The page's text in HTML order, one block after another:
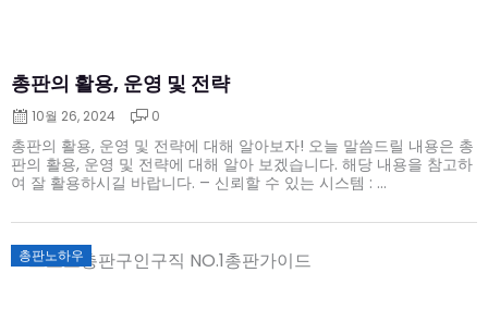
총판의 활용, 운영 및 전략
10월 26, 2024 0
총판의 활용, 운영 및 전략에 대해 알아보자! 오늘 말씀드릴 내용은 총
판의 활용, 운영 및 전략에 대해 알아 보겠습니다. 해당 내용을 참고하
여 잘 활용하시길 바랍니다. – 신뢰할 수 있는 시스템 : ...
총판노하우
Posted
on